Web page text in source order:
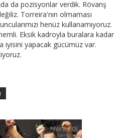
da pozisyonlar verdik. Rövanş
Torreira'nın olmaması
henüz kullanamıyoruz.
Eksik kadroyla buralara kadar
iyisini yapacak gücümüz var.